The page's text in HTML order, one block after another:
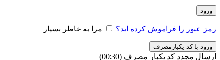
ورود
رمز عبور را فراموش کرده اید؟ مرا به خاطر بسپار
ورود با کد یکبارمصرف
ارسال مجدد کد یکبار مصرف (00:
30
)